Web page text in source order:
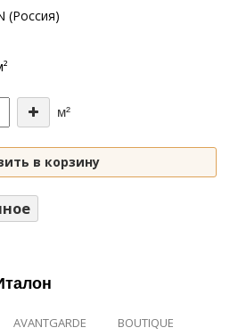
(Россия)
м²
в корзину
AVANTGARDE
BOUTIQUE